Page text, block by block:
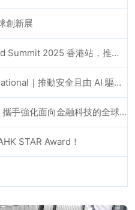
創新展
eSign.AI 出席 Alibaba Cloud Summit 2025 香港站，推動 AI 驅動的雲端創新與數位信任發展
eSign.AI × Antelope International｜推動安全且由 AI 驅動的數位化工作流程
eSign.AI × Alibaba Cloud｜攜手強化面向金融科技的全球數位信任
STAR Award！